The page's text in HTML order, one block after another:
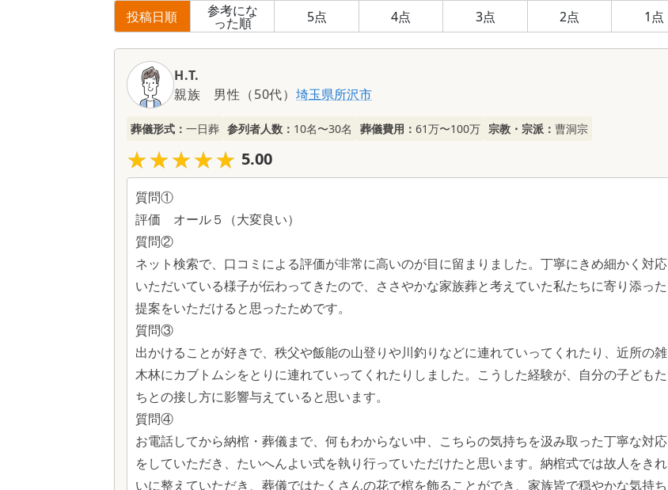
投稿日順 参考にな
った順 5点 4点 3点 2点 1 点
H.T.
親族
男性 （50代）埼玉県所沢市
葬儀形式： 一日葬 参列者人数： 10名〜30名 葬儀費用： 61万〜100万 宗教・宗派： 曹洞宗
★★★★★
★★★★★ 5.00
質問①
評価 オール５（大変良い）
質問②
ネット検索で、口コミによる評価が非常に高いのが目に留まりました。丁寧にきめ細かく対応
いただいている様子が伝わってきたので、ささやかな家族葬と考えていた私たちに寄り添った
提案をいただけると思ったためです。
質問③
出かけることが好きで、秩父や飯能の山登りや川釣りなどに連れていってくれたり、近所の雑
木林にカブトムシをとりに連れていってくれたりしました。こうした経験が、自分の子どもた
ちとの接し方に影響与えていると思います。
質問④
お電話してから納棺・葬儀まで、何もわからない中、こちらの気持ちを汲み取った丁寧な対応
をしていただき、たいへんよい式を執り行っていただけたと思います。納棺式では故人をきれ
いに整えていただき、葬儀ではたくさんの花で棺を飾ることができ、家族皆で穏やかな気持ち